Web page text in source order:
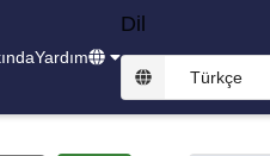
Yardım
Dil
Türkçe